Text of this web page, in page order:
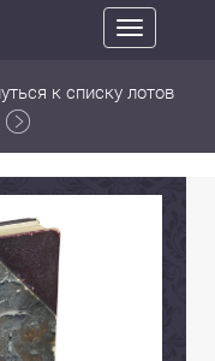
Toggle
navigation
к списку лотов